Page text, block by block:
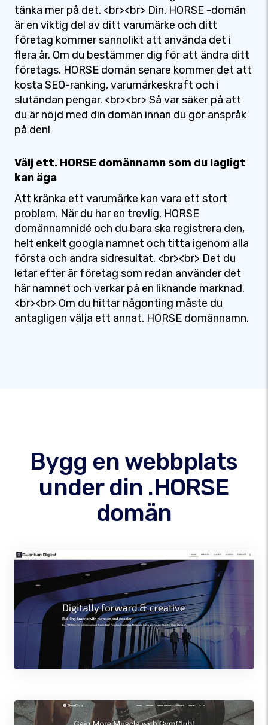
tänka mer på det. <br><br> Din. HORSE -domän
är en viktig del av ditt varumärke och ditt
företag kommer sannolikt att använda det i
flera år. Om du bestämmer dig för att ändra ditt
företags. HORSE domän senare kommer det att
kosta SEO-ranking, varumärkeskraft och i
slutändan pengar. <br><br> Så var säker på att
du är nöjd med din domän innan du gör anspråk
på den!
Välj ett. HORSE domännamn som du lagligt
kan äga
Att kränka ett varumärke kan vara ett stort
problem. När du har en trevlig. HORSE
domännamnidé och du bara ska registrera den,
helt enkelt googla namnet och titta igenom alla
första och andra sidresultat. <br><br> Det du
letar efter är företag som redan använder det
här namnet och verkar på en liknande marknad.
<br><br> Om du hittar någonting måste du
antagligen välja ett annat. HORSE domännamn.
Bygg en webbplats
under din .HORSE
domän